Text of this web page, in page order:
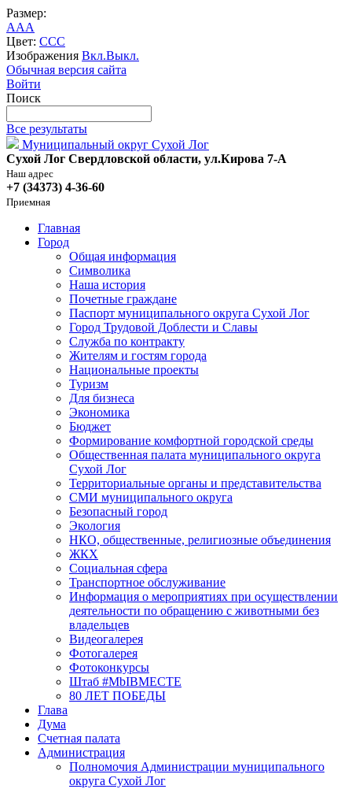
Размер:
AAA
Цвет: CCC
Изображения Вкл.Выкл.
Обычная версия сайта
Войти
Поиск
Все результаты
Муниципальный округ Сухой Лог
Сухой Лог Свердловской области, ул.Кирова 7-А
Наш адрес
+7 (34373) 4-36-60
Приемная
Главная
Город
Общая информация
Символика
Наша история
Почетные граждане
Паспорт муниципального округа Сухой Лог
Город Трудовой Доблести и Славы
Служба по контракту
Жителям и гостям города
Национальные проекты
Туризм
Для бизнеса
Экономика
Бюджет
Формирование комфортной городской среды
Общественная палата муниципального округа
Сухой Лог
Территориальные органы и представительства
СМИ муниципального округа
Безопасный город
Экология
НКО, общественные, религиозные объединения
ЖКХ
Социальная сфера
Транспортное обслуживание
Информация о мероприятиях при осуществлении
деятельности по обращению с животными без
владельцев
Видеогалерея
Фотогалерея
Фотоконкурсы
Штаб #MbIBMECTE
80 ЛЕТ ПОБЕДЫ
Глава
Дума
Счетная палата
Администрация
Полномочия Администрации муниципального
округа Сухой Лог